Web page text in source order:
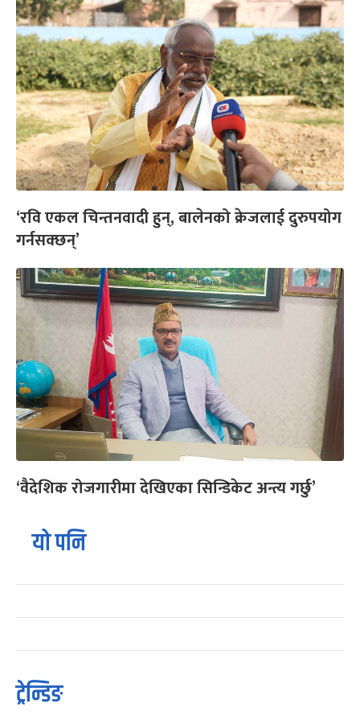
‘रवि एकल चिन्तनवादी हुन्, बालेनको क्रेजलाई दुरुपयोग
गर्नसक्छन्’
‘वैदेशिक रोजगारीमा देखिएका सिन्डिकेट अन्त्य गर्छु’
यो पनि
ट्रेन्डिङ